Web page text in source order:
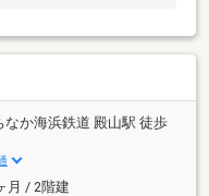
なか海浜鉄道 殿山駅 徒歩
月 / 2階建